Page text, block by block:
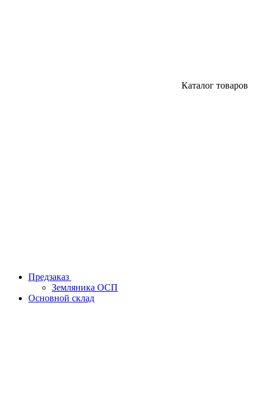
Каталог товаров
Предзаказ
Земляника ОСП
Основной склад